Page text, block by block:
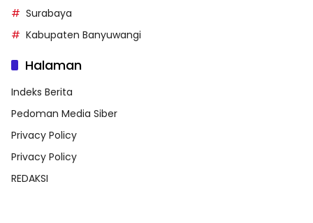
Surabaya
Kabupaten Banyuwangi
Halaman
Indeks Berita
Pedoman Media Siber
Privacy Policy
Privacy Policy
REDAKSI